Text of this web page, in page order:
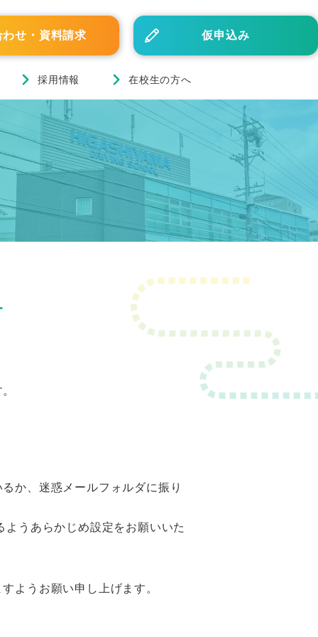
わせ・資料請求 仮申込み
採用情報 在校生の方へ
か、迷惑メールフォルダに振り
うあらかじめ設定をお願いいた
ようお願い申し上げます。